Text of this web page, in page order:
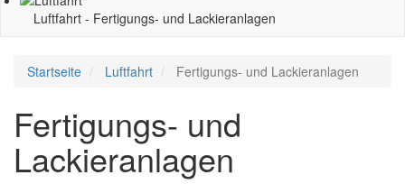
Luftfahrt - Fertigungs- und Lackieranlagen
Startseite Luftfahrt Fertigungs- und Lackieranlagen
Fertigungs- und
Lackieranlagen